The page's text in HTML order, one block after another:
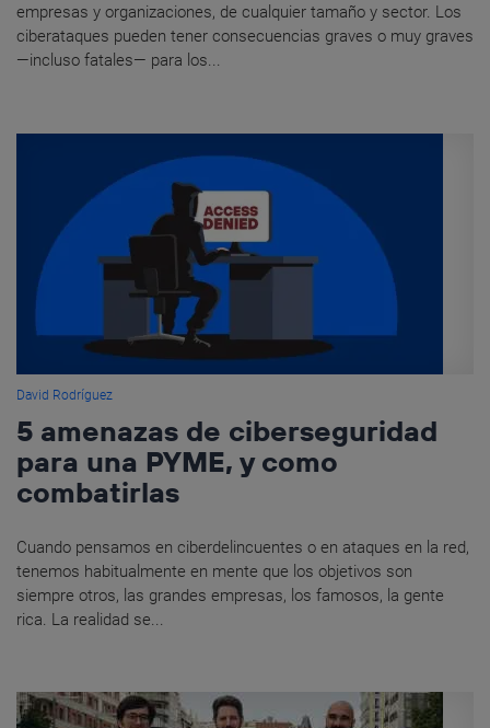
empresas y organizaciones, de cualquier tamaño y sector. Los
ciberataques pueden tener consecuencias graves o muy graves
—incluso fatales— para los...
David Rodríguez
5 amenazas de ciberseguridad
para una PYME, y como
combatirlas
Cuando pensamos en ciberdelincuentes o en ataques en la red,
tenemos habitualmente en mente que los objetivos son
siempre otros, las grandes empresas, los famosos, la gente
rica. La realidad se...